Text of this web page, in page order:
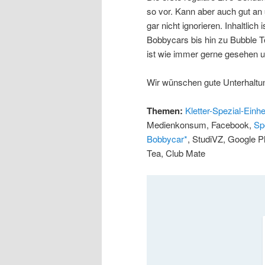
so vor. Kann aber auch gut
gar nicht ignorieren. Inhaltlich
Bobbycars bis hin zu Bubble
ist wie immer gerne gesehen
Wir wünschen gute
Themen: Kletter-Spezial-
Medienkonsum, Facebook,
Bobbycar*, StudiVZ, Google
Tea, Club Mate